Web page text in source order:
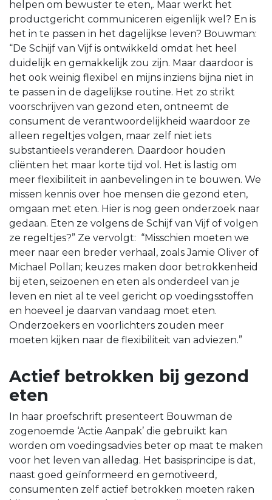
helpen om bewuster te eten,. Maar werkt het
productgericht communiceren eigenlijk wel? En is
het in te passen in het dagelijkse leven? Bouwman:
“De Schijf van Vijf is ontwikkeld omdat het heel
duidelijk en gemakkelijk zou zijn. Maar daardoor is
het ook weinig flexibel en mijns inziens bijna niet in
te passen in de dagelijkse routine. Het zo strikt
voorschrijven van gezond eten, ontneemt de
consument de verantwoordelijkheid waardoor ze
alleen regeltjes volgen, maar zelf niet iets
substantieels veranderen. Daardoor houden
cliënten het maar korte tijd vol. Het is lastig om
meer flexibiliteit in aanbevelingen in te bouwen. We
missen kennis over hoe mensen die gezond eten,
omgaan met eten. Hier is nog geen onderzoek naar
gedaan. Eten ze volgens de Schijf van Vijf of volgen
ze regeltjes?” Ze vervolgt: “Misschien moeten we
meer naar een breder verhaal, zoals Jamie Oliver of
Michael Pollan; keuzes maken door betrokkenheid
bij eten, seizoenen en eten als onderdeel van je
leven en niet al te veel gericht op voedingsstoffen
en hoeveel je daarvan vandaag moet eten.
Onderzoekers en voorlichters zouden meer
moeten kijken naar de flexibiliteit van adviezen.”
Actief betrokken bij gezond
eten
In haar proefschrift presenteert Bouwman de
zogenoemde ‘Actie Aanpak’ die gebruikt kan
worden om voedingsadvies beter op maat te maken
voor het leven van alledag. Het basisprincipe is dat,
naast goed geïnformeerd en gemotiveerd,
consumenten zelf actief betrokken moeten raken